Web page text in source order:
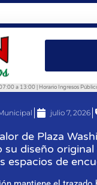
a 13:00 | Horario Ingresos
julio 7, 2026
de Plaza
su diseño
espacios de